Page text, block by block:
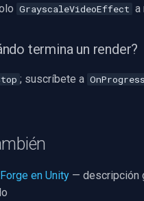
GrayscaleVideoEffect a
termina un render?
; suscríbete a OnProgress
en Unity — descripción